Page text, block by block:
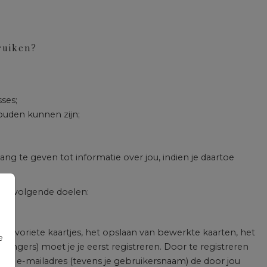
kunnen zijn;
te geven tot informatie over jou, indien je daartoe
volgende doelen:
kaartjes, het opslaan van bewerkte kaarten, het
moet je je eerst registreren. Door te registreren
e-mailadres (tevens je gebruikersnaam) de door jou